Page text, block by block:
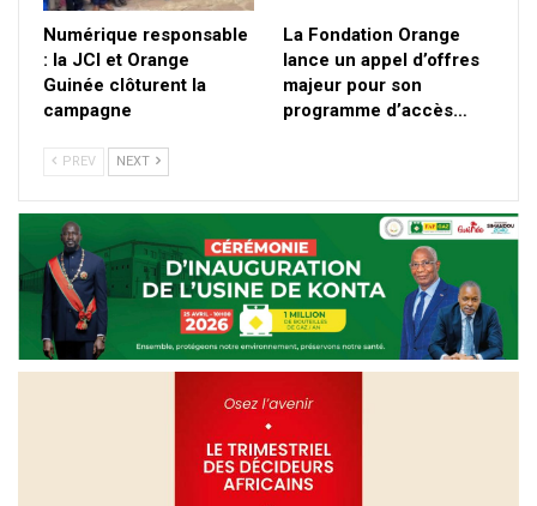
Numérique responsable
: la JCI et Orange
Guinée clôturent la
campagne
La Fondation Orange
lance un appel d’offres
majeur pour son
programme d’accès…
PREV NEXT